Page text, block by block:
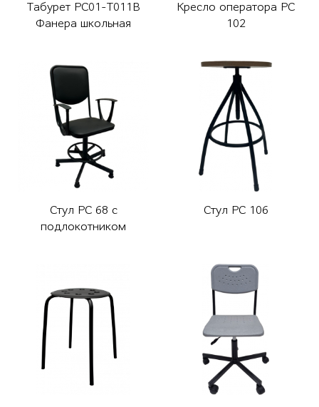
Табурет РС01-Т011В
Фанера школьная
Кресло оператора РС
102
Стул РС 68 с
подлокотником
Стул РС 106